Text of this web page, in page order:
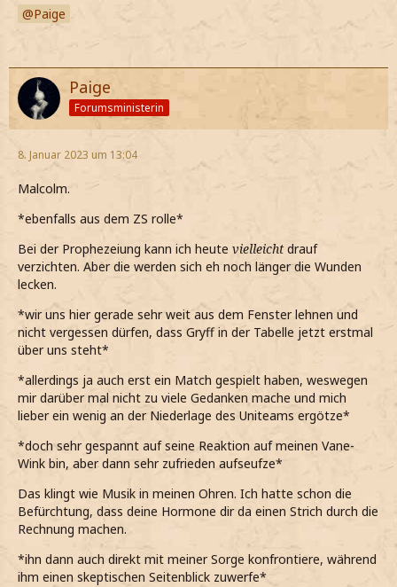
Paige
Paige
Forumsministerin
8. Januar 2023 um 13:04
Malcolm.
*ebenfalls aus dem ZS rolle*
Bei der Prophezeiung kann ich heute vielleicht drauf
verzichten. Aber die werden sich eh noch länger die Wunden
lecken.
*wir uns hier gerade sehr weit aus dem Fenster lehnen und
nicht vergessen dürfen, dass Gryff in der Tabelle jetzt erstmal
über uns steht*
*allerdings ja auch erst ein Match gespielt haben, weswegen
mir darüber mal nicht zu viele Gedanken mache und mich
lieber ein wenig an der Niederlage des Uniteams ergötze*
*doch sehr gespannt auf seine Reaktion auf meinen Vane-
Wink bin, aber dann sehr zufrieden aufseufze*
Das klingt wie Musik in meinen Ohren. Ich hatte schon die
Befürchtung, dass deine Hormone dir da einen Strich durch die
Rechnung machen.
*ihn dann auch direkt mit meiner Sorge konfrontiere, während
ihm einen skeptischen Seitenblick zuwerfe*